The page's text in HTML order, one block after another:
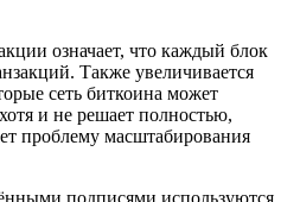
означает, что каждый блок
Также увеличивается
сеть биткоина может
и не решает полностью,
проблему масштабирования
подписями используются